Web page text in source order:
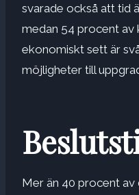
svarade också att tid
medan 54 procent av
ekonomiskt sett är
möjligheter till
Mer än 40 procent